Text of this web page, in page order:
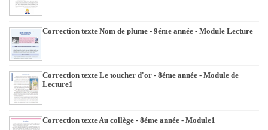
Correction texte Nom de plume - 9éme année - Module Lecture
Correction texte Le toucher d'or - 8éme année - Module de
Lecture1
Correction texte Au collège - 8éme année - Module1